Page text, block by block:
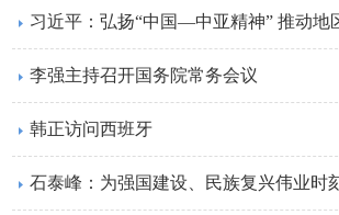
李强主持召开国务院常务会议
韩正访问西班牙